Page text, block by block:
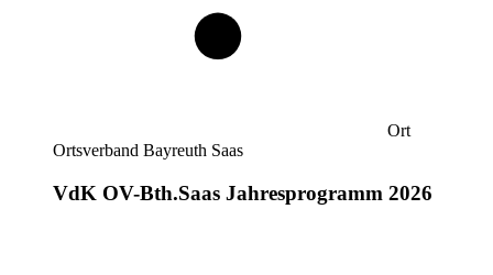
Ort
Ortsverband Bayreuth Saas
VdK OV-Bth.Saas Jahresprogramm 2026